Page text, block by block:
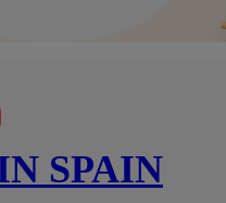
SPAIN